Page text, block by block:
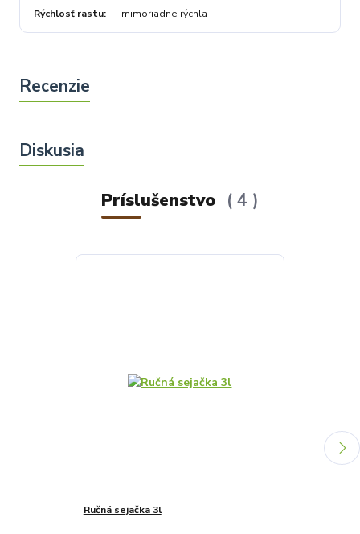
Rýchlosť rastu mimoriadne rýchla
Príslušenstvo 4
Ručná sejačka 3l